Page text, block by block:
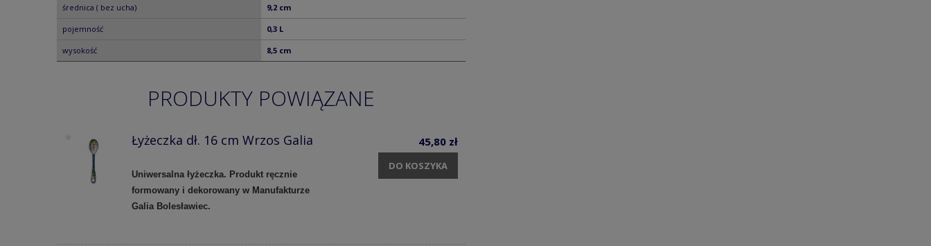
średnica ( bez ucha) 9,2 cm
pojemność 0,3 L
wysokość 8,5 cm
PRODUKTY POWIĄZANE
Łyżeczka dł. 16 cm Wrzos Galia
Uniwersalna łyżeczka. Produkt ręcznie
formowany i dekorowany w Manufakturze
Galia Bolesławiec.
45,80 zł
DO KOSZYKA